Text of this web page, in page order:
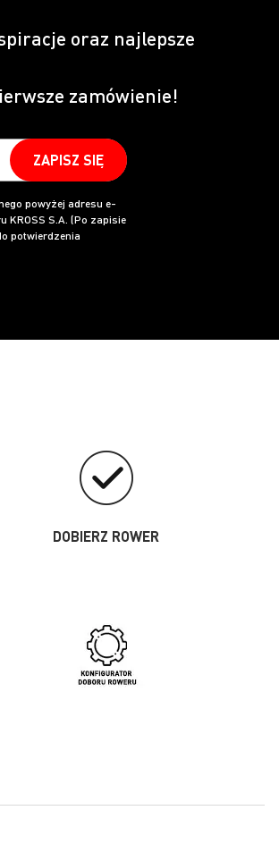
oraz najlepsze
zamówienie!
ZAPISZ SIĘ
powyżej adresu e-
KROSS S.A. (Po zapisie
potwierdzenia
DOBIERZ ROWER